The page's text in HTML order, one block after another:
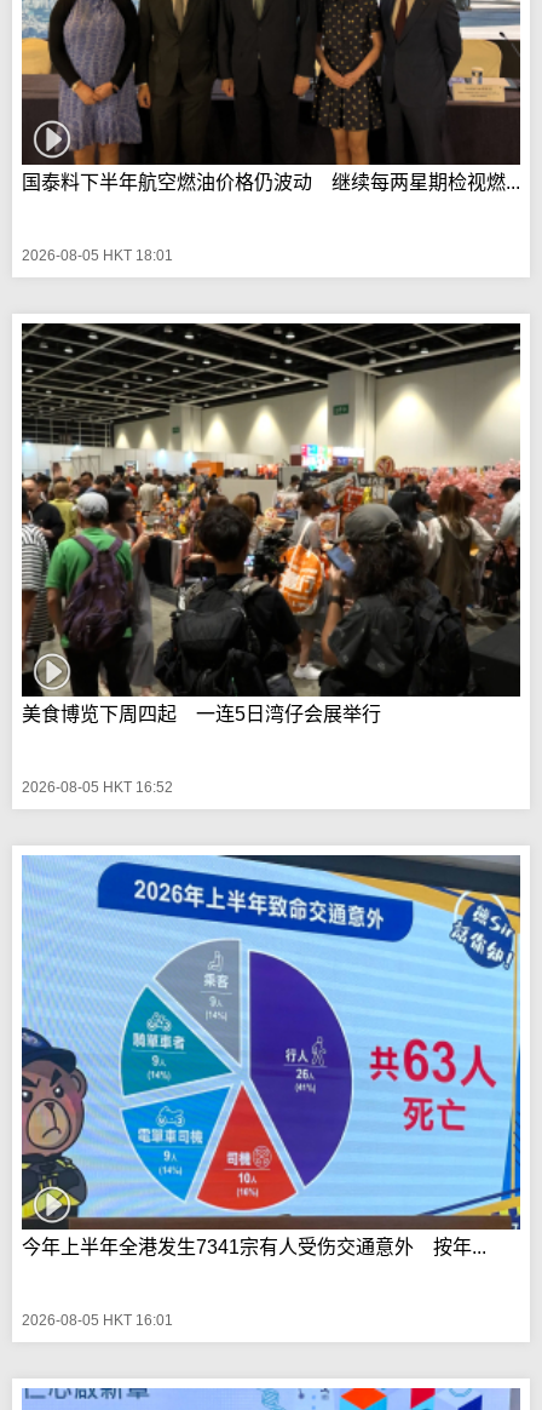
国泰料下半年航空燃油价格仍波动 继续每两星期检视燃...
2026-08-05 HKT 18:01
美食博览下周四起 一连5日湾仔会展举行
2026-08-05 HKT 16:52
今年上半年全港发生7341宗有人受伤交通意外 按年...
2026-08-05 HKT 16:01